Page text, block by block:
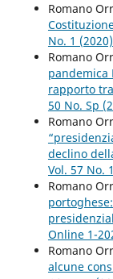
Romano
No. 1
Romano
pandemica
rapporto
50 No. Sp
Romano
declino
Vol. 57 No.
Romano
Online 1-
Romano
alcune